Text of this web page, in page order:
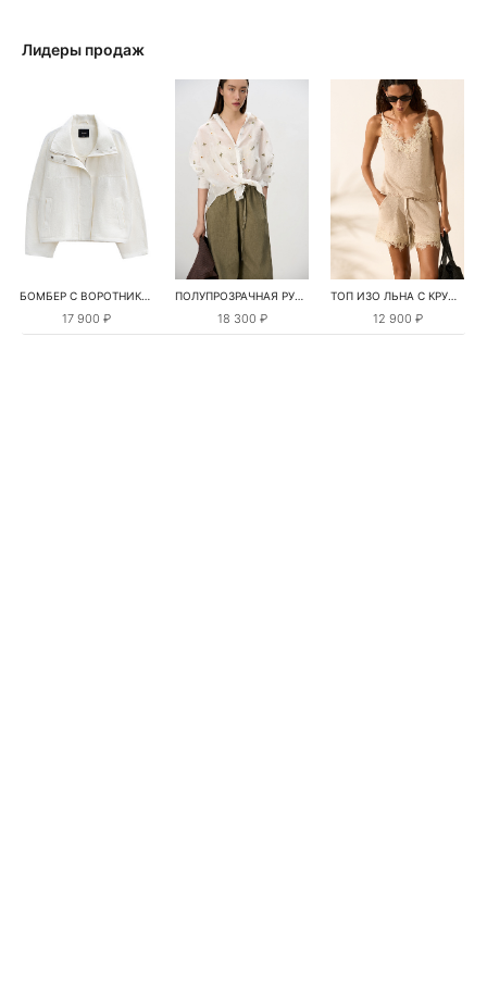
Лидеры продаж
БОМБЕР С ВОРОТНИКОМ-СТОЙКОЙ
17 900 ₽
ПОЛУПРОЗРАЧНАЯ РУБАШКА С РОМАШКАМИ
18 300 ₽
ТОП ИЗО ЛЬНА С КРУЖЕВОМ
12 900 ₽